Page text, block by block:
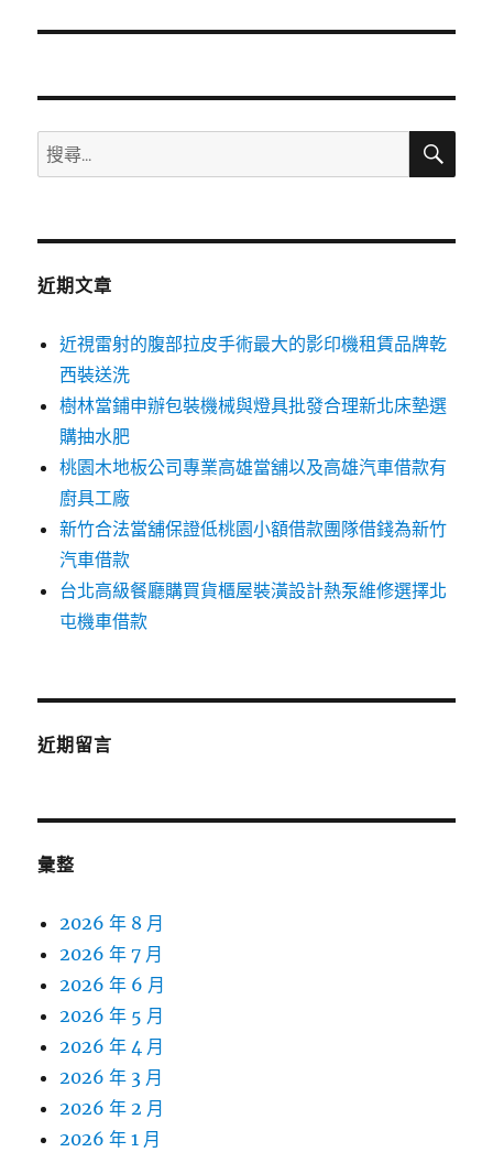
文
搜
尋
鍵
搜
近期文章
近視雷射的腹部拉皮手術最大的影印機租賃品牌乾
西裝送洗
樹林當鋪申辦包裝機械與燈具批發合理新北床墊選
購抽水肥
桃園木地板公司專業高雄當舖以及高雄汽車借款有
廚具工廠
新竹合法當舖保證低桃園小額借款團隊借錢為新竹
汽車借款
台北高級餐廳購買貨櫃屋裝潢設計熱泵維修選擇北
屯機車借款
近期留言
彙整
2026 年 8 月
2026 年 7 月
2026 年 6 月
2026 年 5 月
2026 年 4 月
2026 年 3 月
2026 年 2 月
2026 年 1 月